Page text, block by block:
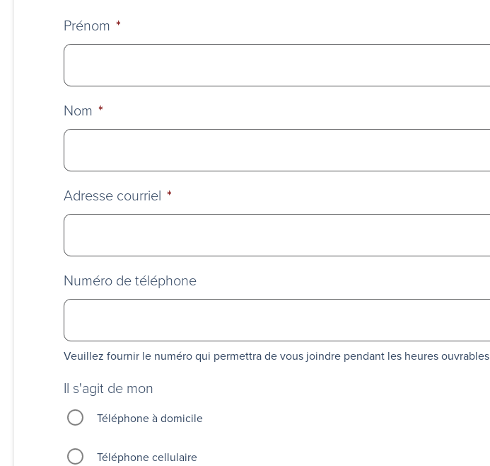
Prénom *
Nom *
Adresse courriel *
Numéro de téléphone
Veuillez fournir le numéro qui permettra de vous joindre pendant les heures ouvrables
Il s'agit de mon
Téléphone à domicile
Téléphone cellulaire